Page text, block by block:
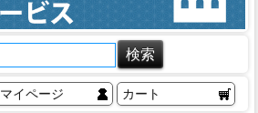
マイページ カート